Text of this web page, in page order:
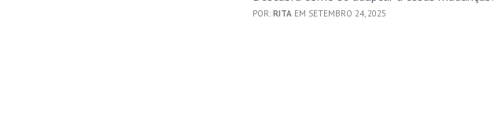
POR:RITA EM SETEMBRO 24, 2025